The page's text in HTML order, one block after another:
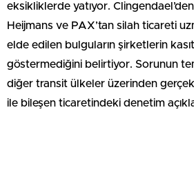
eksikliklerde yatıyor.
Heijmans ve PAX’tan silah ticareti
elde edilen bulguların şirketlerin
göstermediğini belirtiyor. Sorunun
diğer transit ülkeler üzerinden
ile bileşen ticaretindeki denetim